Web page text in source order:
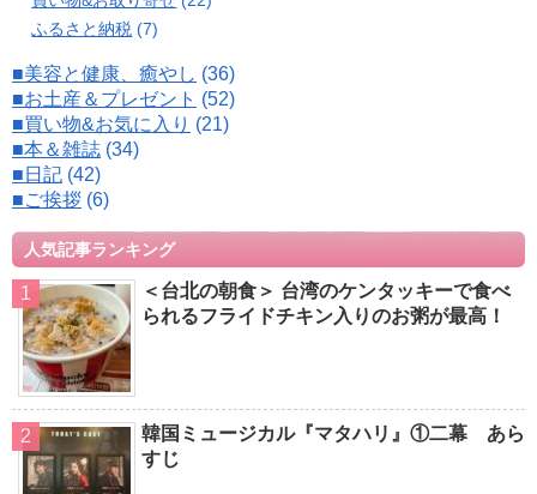
ふるさと納税 (7)
■美容と健康、癒やし (36)
■お土産＆プレゼント (52)
■買い物&お気に入り (21)
■本＆雑誌 (34)
■日記 (42)
■ご挨拶 (6)
人気記事ランキング
＜台北の朝食＞ 台湾のケンタッキーで食べ
られるフライドチキン入りのお粥が最高！
韓国ミュージカル『マタハリ』①二幕 あら
すじ